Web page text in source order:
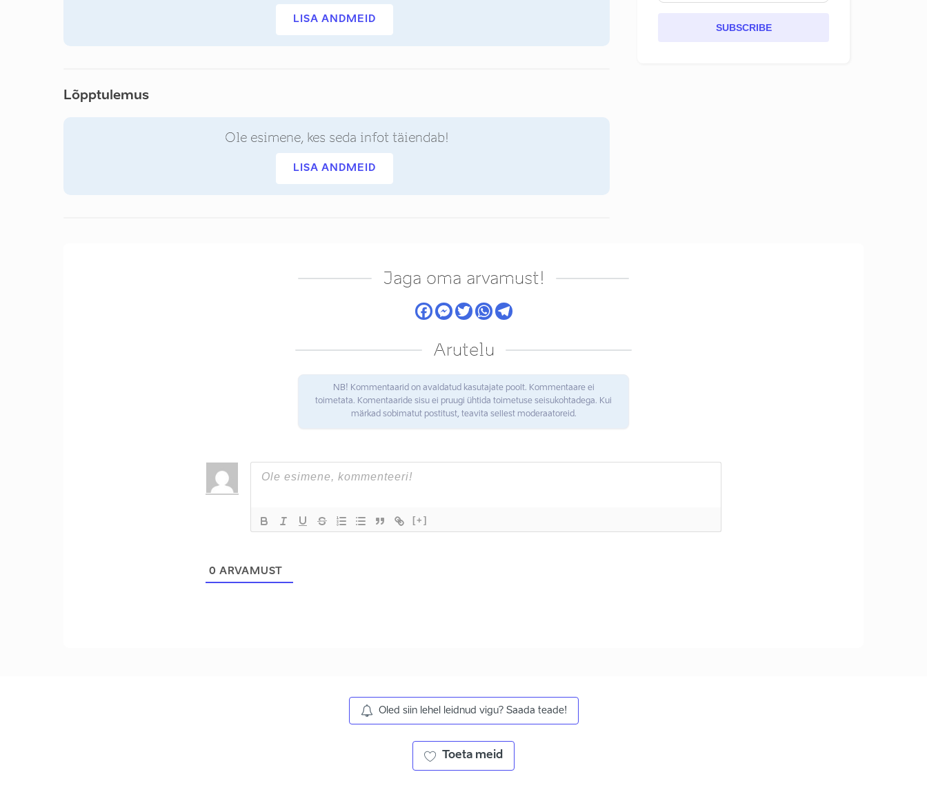
LISA ANDMEID
Lõpptulemus
Ole esimene, kes seda infot täiendab!
LISA ANDMEID
SUBSCRIBE
Jaga oma arvamust!
Arutelu
NB! Kommentaarid on avaldatud kasutajate poolt. Kommentaare ei
toimetata. Komentaaride sisu ei pruugi ühtida toimetuse seisukohtadega. Kui
märkad sobimatut postitust, teavita sellest moderaatoreid.
[+]
0 ARVAMUST
Oled siin lehel leidnud vigu? Saada teade!
Toeta meid